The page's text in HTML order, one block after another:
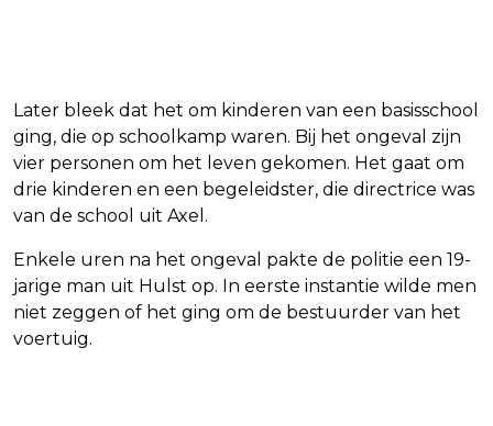
Later bleek dat het om kinderen van een basisschool
ging, die op schoolkamp waren. Bij het ongeval zijn
vier personen om het leven gekomen. Het gaat om
drie kinderen en een begeleidster, die directrice was
van de school uit Axel.
Enkele uren na het ongeval pakte de politie een 19-
jarige man uit Hulst op. In eerste instantie wilde men
niet zeggen of het ging om de bestuurder van het
voertuig.